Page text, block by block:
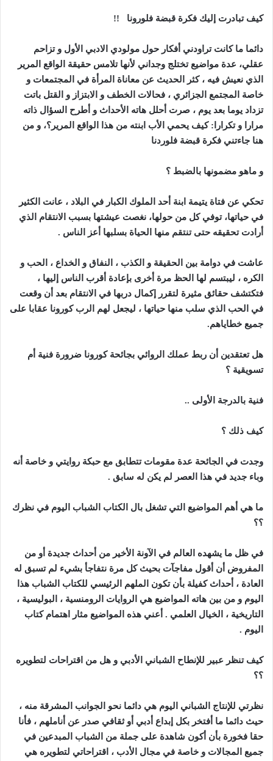
كيف تبادرت إليك فكرة قبضة فلورونا !!
دائما ما كانت تراودني أفكار حول مولودي الادبي الأول و تزاحم
عقلي، عدة مواضيع تختلج وجداني لأنها تلامس حقيقة الواقع المرير
الذي نعيش فيه ، كثر الحديث عن معاناة المرأة في المجتمعات و
خاصة المجتمع الجزائري ، فحالات الخطف و الابتزاز و القتل باتت
تزداد يوما بعد يوم ، صرت أحلل هاته الأحداث و أطرح السؤال ذاته
مرارا و تكرارا: كيف يحمي الأب ابنته من هذا الواقع المرير؟، و من
هنا جاءتني فكرة قبضة فلوردنا
و ماهو مضمونها بالضبط ؟
تحكي عن فتاة يتيمة ابنة أحد الملوك الكبار في البلاد ، عانت الكثير
في حياتها، توفي كل من حولها، نغصت عيشتها بسبب الانتقام الذي
أرادت تحقيقه حتى تنتقم منها الحياة بسلبها أعز الناس .
عاشت في دوامة بين الحقيقة و الكذب ، النفاق و الخداع ، الحب و
الكره ، ليبتسم لها الحظ مرة أخرى بإعادة أقرب الناس إليها ،
فتكتشف حقائق مثيرة لتقرر إكمال دربها في الانتقام بعد أن وقعت
في الحب الذي سلب منها حياتها ، ليجعل لهم الرب كورونا عقابا على
جميع خطاياهم.
هل تعتقدين أن ربط عملك الروائي بجائحة كورونا ضرورة فنية أم
تسويقية ؟
فنية بالدرجة الأولى ..
كيف ذلك ؟
وجدت في الجائحة عدة مقومات تتطابق مع حبكة روايتي و خاصة أنه
وباء جديد في هذا العصر لم يكن له سابق .
ما هي أهم المواضيع التي تشغل بال الكتاب الشباب اليوم في نظرك
؟؟
في ظل ما يشهده العالم في الآونة الأخير من أحداث جديدة أو من
المفروض أن أقول مفاجآت بحيث كل مرة نتفاجأ بشيء لم تسبق له
العادة ، أحداث كفيلة بأن تكون الملهم الرئيسي للكتاب الشباب هذا
اليوم و من بين هاته المواضيع هي الروايات الرومنسية ، البوليسية ،
التاريخية ، الخيال العلمي . أعني هذه المواضيع مثار اهتمام كتاب
اليوم .
كيف تنظر عبير للإنطاح الشباني الأدبي و هل من اقتراحات لتطويره
؟؟
نظرتي للإنتاج الشباني اليوم هي دائما نحو الجوانب المشرقة منه ،
حيث دائما ما أفتخر بكل إبداع أدبي أو ثقافي صدر عن أناملهم ، فأنا
حقا فخورة بأن أكون شاهدة على جملة من الشباب المبدعين في
جميع المجالات و خاصة في مجال الأدب ، اقتراحاتي لتطويره هي